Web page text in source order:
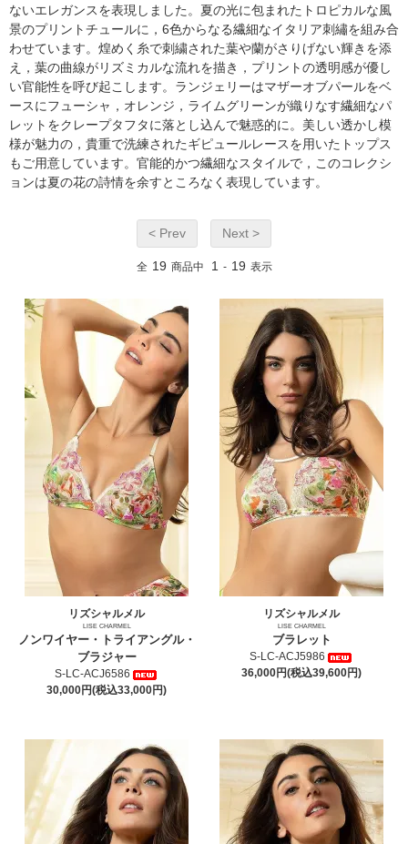
ないエレガンスを表現しました。夏の光に包まれたトロピカルな風
景のプリントチュールに，6色からなる繊細なイタリア刺繡を組み合
わせています。煌めく糸で刺繍された葉や蘭がさりげない輝きを添
え，葉の曲線がリズミカルな流れを描き，プリントの透明感が優し
い官能性を呼び起こします。ランジェリーはマザーオブパールをベ
ースにフューシャ，オレンジ，ライムグリーンが織りなす繊細なパ
レットをクレープタフタに落とし込んで魅惑的に。美しい透かし模
様が魅力の，貴重で洗練されたギピュールレースを用いたトップス
もご用意しています。官能的かつ繊細なスタイルで，このコレクシ
ョンは夏の花の詩情を余すところなく表現しています。
< Prev Next >
全 19 商品中 1 - 19 表示
リズシャルメル
LISE CHARMEL
ノンワイヤー・トライアングル・
ブラジャー
S-LC-ACJ6586
30,000円(税込33,000円)
リズシャルメル
LISE CHARMEL
ブラレット
S-LC-ACJ5986
36,000円(税込39,600円)